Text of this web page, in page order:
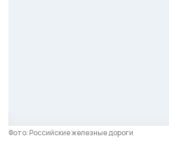
Фото: Российские железные дороги